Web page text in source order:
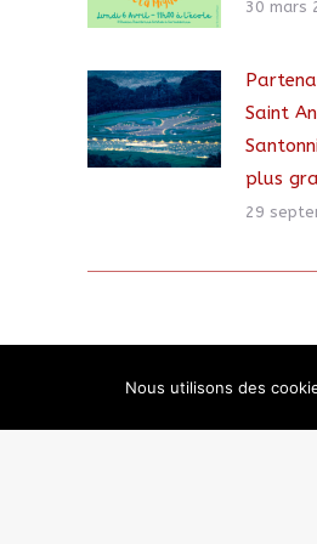
30 mars
Saint
plus
29
2018 © Calandreta de
Nous utilisons des